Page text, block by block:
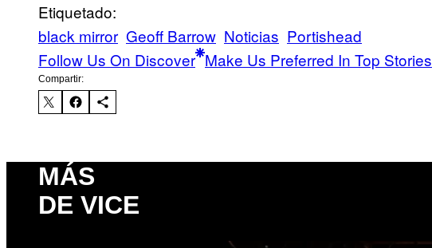
Etiquetado:
black mirror Geoff Barrow Noticias Portishead
Follow Us On Discover Make Us Preferred In Top Stories
Compartir:
MÁS
DE VICE